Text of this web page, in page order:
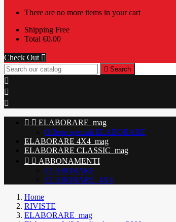
There are no more items in your cart
Shipping Free
Total €0.00
Check Out 
 Search



  ELABORARE_mag
Offerte speciali ELABORARE
ELABORARE 4X4_mag
ELABORARE CLASSIC_mag
  ABBONAMENTI
ELABORARE
ELABORARE_4X4
Home
RIVISTE
ELABORARE_mag